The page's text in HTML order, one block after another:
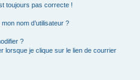
toujours pas correcte !
nom d’utilisateur ?
?
lorsque je clique sur le lien de courrier